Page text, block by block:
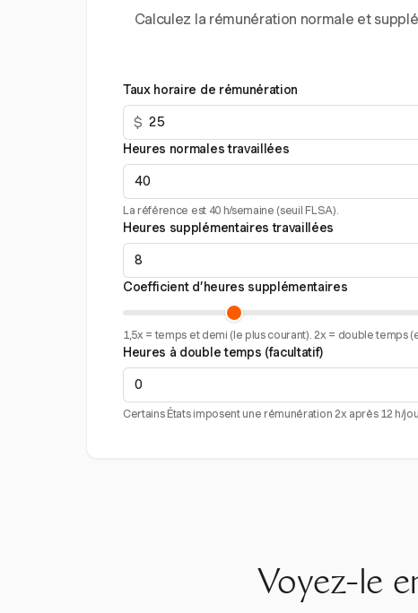
Calculez la rémunération normale et
Taux horaire de rémunération
$
Heures normales travaillées
La référence est 40 h/semaine (seuil FLSA).
Heures supplémentaires travaillées
Coefficient d’heures supplémentaires
1,5x = temps et demi (le plus courant). 2x = double temps
Heures à double temps (facultatif)
Certains États imposent une rémunération 2x après 12 h/
Voyez-le